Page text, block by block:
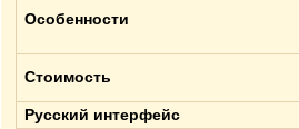
Особенности
Стоимость
Русский интерфейс